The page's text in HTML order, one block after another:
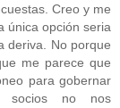
Creo y me
única opción seria
deriva. No porque
me parece que
para gobernar
socios no nos